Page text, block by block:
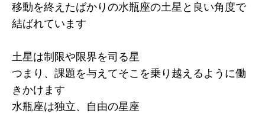
移動を終えたばかりの水瓶座の土星と良い角度で
結ばれています
土星は制限や限界を司る星
つまり、課題を与えてそこを乗り越えるように働
きかけます
水瓶座は独立、自由の星座